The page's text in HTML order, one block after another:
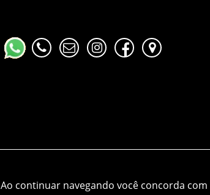
88digital
Ao continuar navegando você concorda com